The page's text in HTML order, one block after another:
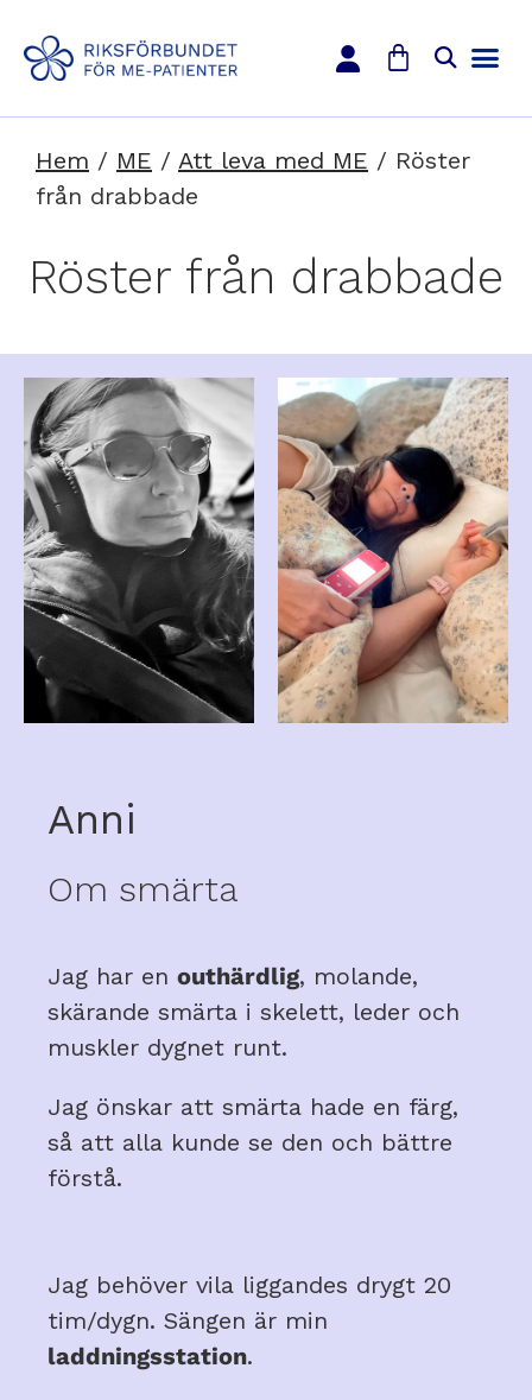
Hem / ME / Att leva med ME / Röster
från drabbade
Röster från drabbade
Anni
Om smärta
Jag har en outhärdlig, molande,
skärande smärta i skelett, leder och
muskler dygnet runt.
Jag önskar att smärta hade en färg,
så att alla kunde se den och bättre
förstå.
Jag behöver vila liggandes drygt 20
tim/dygn. Sängen är min
laddningsstation.